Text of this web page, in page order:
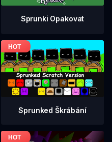
Sprunki Opakovat
Sprunked Škrábání